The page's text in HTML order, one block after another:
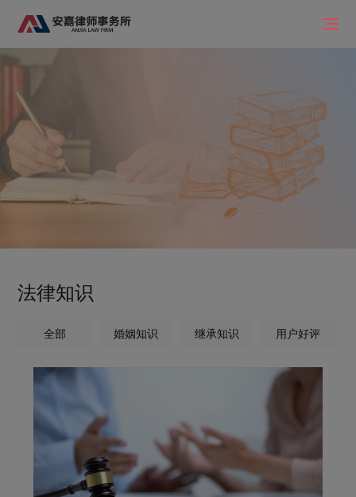
法律知识
全部 婚姻知识 继承知识 用户好评